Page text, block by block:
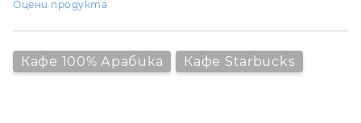
Средно изпечено
Нотки на какао и ядки- за уникален вкус
Оцени продукта
Кафе 100% Арабика Кафе Starbucks